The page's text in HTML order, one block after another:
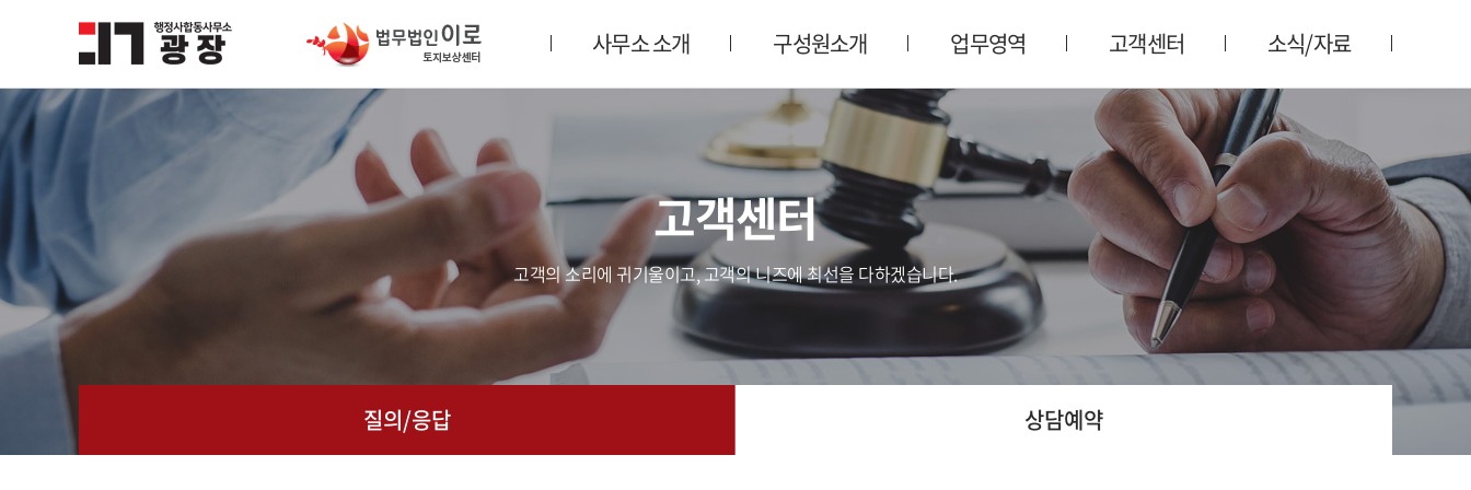
사무소 소개 구성원소개 업무영역 고객센터 소식/자료
고객센터
고객의 소리에 귀기울이고, 고객의 니즈에 최선을 다하겠습니다.
질의/응답 상담예약